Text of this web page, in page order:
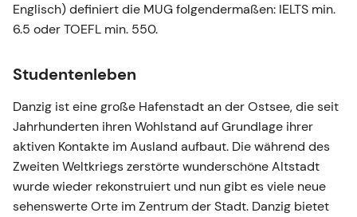
Englisch) definiert die MUG folgendermaßen: IELTS min.
6.5 oder TOEFL min. 550.
Studentenleben
Danzig ist eine große Hafenstadt an der Ostsee, die seit
Jahrhunderten ihren Wohlstand auf Grundlage ihrer
aktiven Kontakte im Ausland aufbaut. Die während des
Zweiten Weltkriegs zerstörte wunderschöne Altstadt
wurde wieder rekonstruiert und nun gibt es viele neue
sehenswerte Orte im Zentrum der Stadt. Danzig bietet